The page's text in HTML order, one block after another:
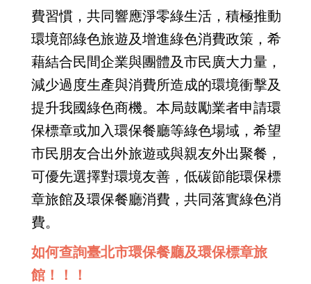
費習慣，共同響應淨零綠生活，積極推動
環境部綠色旅遊及增進綠色消費政策，希
藉結合民間企業與團體及市民廣大力量，
減少過度生產與消費所造成的環境衝擊及
提升我國綠色商機。本局鼓勵業者申請環
保標章或加入環保餐廳等綠色場域，希望
市民朋友合出外旅遊或與親友外出聚餐，
可優先選擇對環境友善，低碳節能環保標
章旅館及環保餐廳消費，共同落實綠色消
費。
如何查詢臺北市環保餐廳及環保標章旅
館！！！